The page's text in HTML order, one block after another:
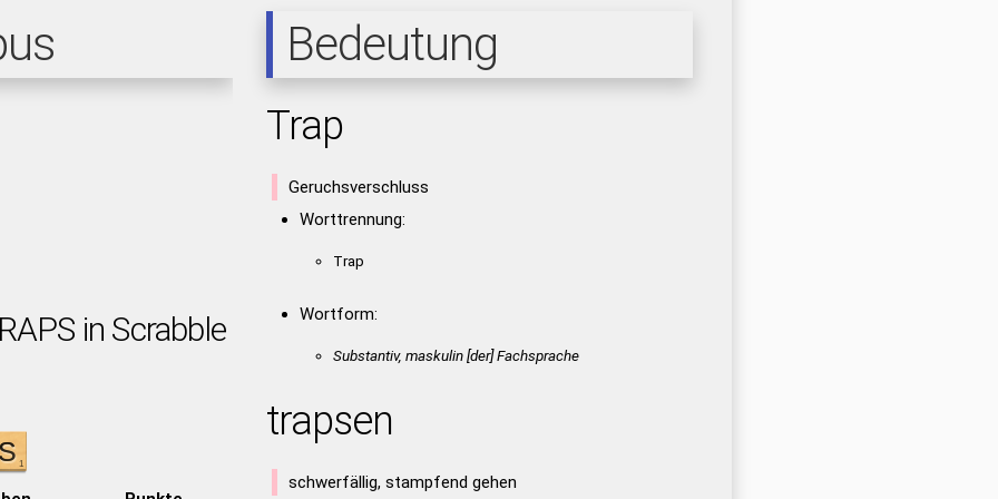
in Scrabble
Bedeutung
Trap
Geruchsverschluss
Worttrennung:
Trap
Wortform:
Substantiv, maskulin [der] Fachsprache
trapsen
schwerfällig, stampfend gehen